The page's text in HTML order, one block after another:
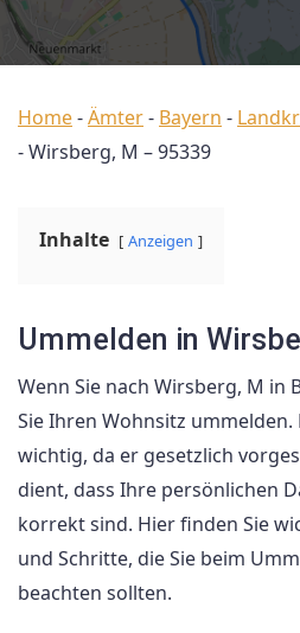
Home-Ämter- Bayern -
-Wirsberg, M – 95339
Inhalte Anzeigen
Ummelden in
Wenn Sie nach Wirsberg, M in
Sie Ihren Wohnsitz
wichtig, da er gesetzlich
dient, dass Ihre persönlichen
korrekt sind. Hier finden Sie
und Schritte, die Sie beim
beachten sollten.